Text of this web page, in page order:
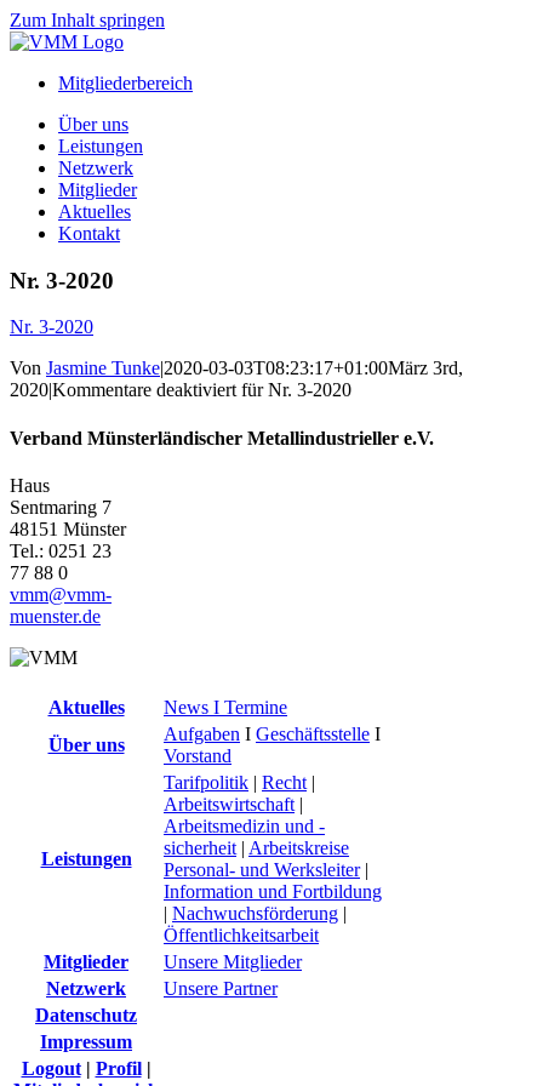
Zum Inhalt springen
Mitgliederbereich
Über uns
Leistungen
Netzwerk
Mitglieder
Aktuelles
Kontakt
Nr. 3-2020
Nr. 3-2020
Von Jasmine Tunke|2020-03-03T08:23:17+01:00März 3rd,
2020|Kommentare deaktiviertfür Nr. 3-2020
Verband Münsterländischer Metallindustrieller e.V.
Haus
Sentmaring 7
48151 Münster
Tel.: 0251 23
77 88 0
vmm@vmm-
muenster.de
Aktuelles
News I Termine
Über uns
Aufgaben I Geschäftsstelle I
Vorstand
Leistungen
Tarifpolitik | Recht |
Arbeitswirtschaft |
Arbeitsmedizin und -
sicherheit | Arbeitskreise
Personal- und Werksleiter|
Information und Fortbildung
| Nachwuchsförderung |
Öffentlichkeitsarbeit
Mitglieder
Unsere Mitglieder
Netzwerk
Unsere Partner
Datenschutz
Impressum
Logout| Profil|